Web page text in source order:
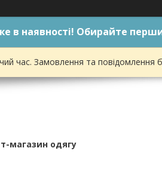
в наявності! Обирайте
час. Замовлення та
магазин одягу